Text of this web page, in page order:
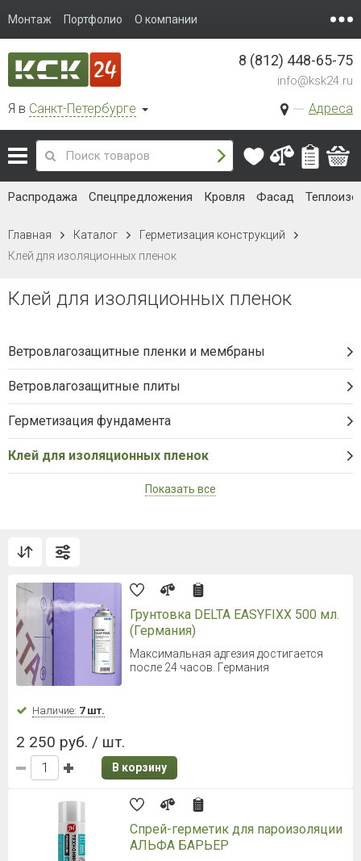
Монтаж Портфолио О компании
Я в Санкт-Петербурге Адреса
8 (812) 448-65-75
info@ksk24.ru
Распродажа Спецпредложения Кровля Фасад
Главная Каталог
Герметизация конструкций
Клей для изоляционных пленок
Клей для изоляционных пленок
Ветровлагозащитные пленки и мембраны
Ветровлагозащитные плиты
Герметизация фундамента
Клей для изоляционных пленок
Показать все
Грунтовка DELTA EASYFIXX 500 мл.
(Германия)
Максимальная адгезия достигается
после 24 часов. Германия
Наличие: 7 шт.
2 250 руб. / шт.
В корзину
Спрей-герметик для пароизоляции
АЛЬФА БАРЬЕР